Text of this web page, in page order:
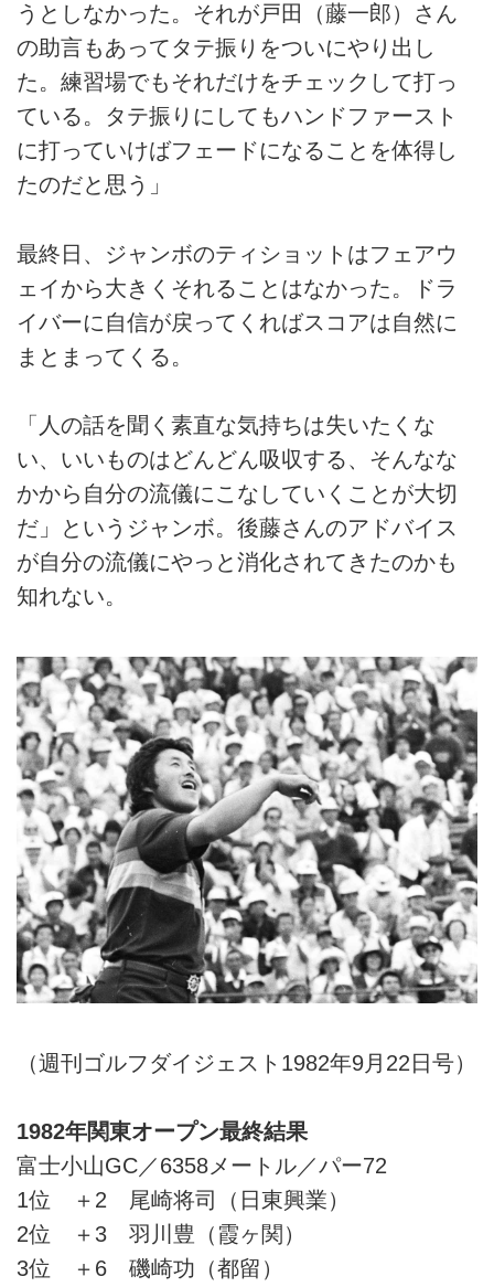
うとしなかった。それが戸田（藤一郎）さん
の助言もあってタテ振りをついにやり出し
た。練習場でもそれだけをチェックして打っ
ている。タテ振りにしてもハンドファースト
に打っていけばフェードになることを体得し
たのだと思う」
最終日、ジャンボのティショットはフェアウ
ェイから大きくそれることはなかった。ドラ
イバーに自信が戻ってくればスコアは自然に
まとまってくる。
「人の話を聞く素直な気持ちは失いたくな
い、いいものはどんどん吸収する、そんなな
かから自分の流儀にこなしていくことが大切
だ」というジャンボ。後藤さんのアドバイス
が自分の流儀にやっと消化されてきたのかも
知れない。
（週刊ゴルフダイジェスト1982年9月22日号）
1982年関東オープン最終結果
富士小山GC／6358メートル／パー72
1位 ＋2 尾崎将司（日東興業）
2位 ＋3 羽川豊（霞ヶ関）
3位 ＋6 磯崎功（都留）